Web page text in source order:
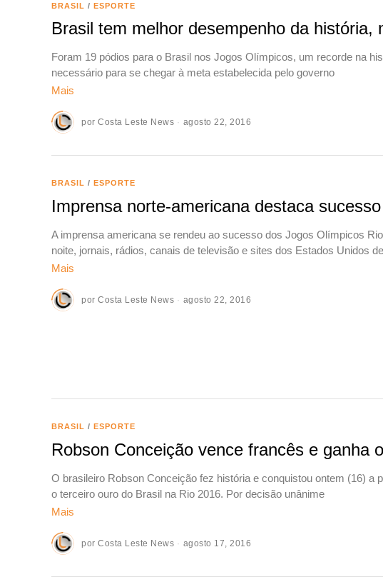
BRASIL / ESPORTE
Brasil tem melhor desempenho da
Foram 19 pódios para o Brasil nos Jogos Olímpicos, um recorde na
necessário para se chegar à meta estabelecida pelo governo
Mais
por Costa Leste News agosto 22, 2016
BRASIL / ESPORTE
Imprensa norte-americana destaca
A imprensa americana se rendeu ao sucesso dos Jogos Olímpicos
noite, jornais, rádios, canais de televisão e sites dos Estados Unidos
Mais
por Costa Leste News agosto 22, 2016
BRASIL / ESPORTE
Robson Conceição vence francês e ganha
O brasileiro Robson Conceição fez história e conquistou ontem (16) a
o terceiro ouro do Brasil na Rio 2016. Por decisão unânime
Mais
por Costa Leste News agosto 17, 2016